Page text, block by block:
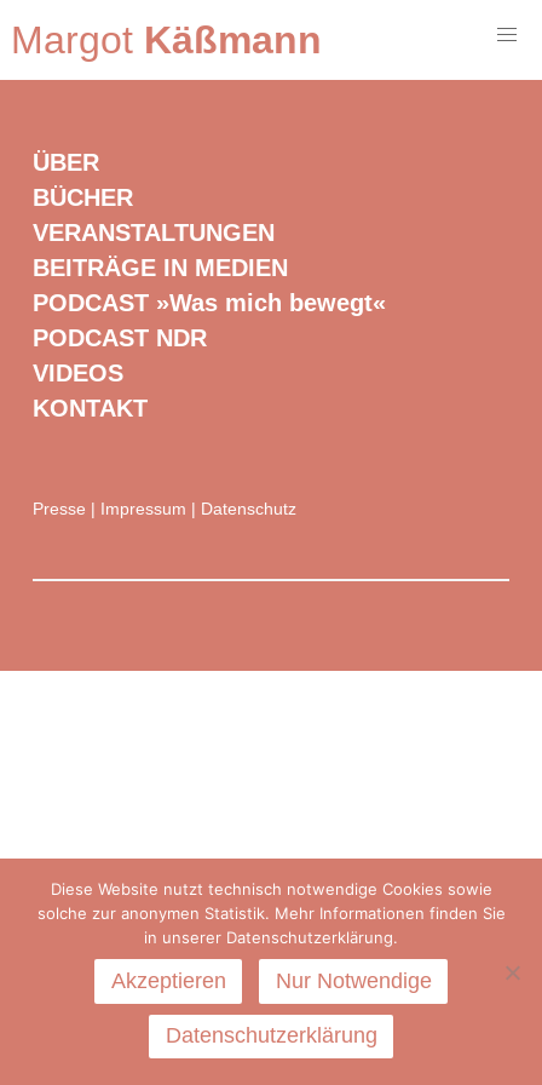
Margot Käßmann
ÜBER
BÜCHER
VERANSTALTUNGEN
BEITRÄGE IN MEDIEN
PODCAST »Was mich bewegt«
PODCAST NDR
VIDEOS
KONTAKT
Presse Impressum Datenschutz
Diese Website nutzt technisch notwendige Cookies sowie
solche zur anonymen Statistik. Mehr Informationen finden Sie
in unserer Datenschutzerklärung.
Akzeptieren Nur Notwendige
Datenschutzerklärung